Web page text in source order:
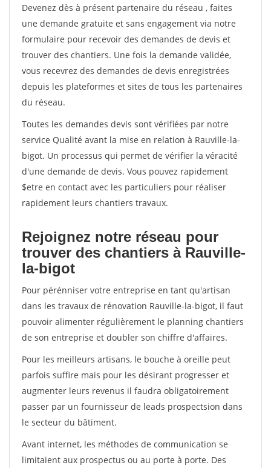
Devenez dès à présent partenaire du réseau , faites
une demande gratuite et sans engagement via notre
formulaire pour recevoir des demandes de devis et
trouver des chantiers. Une fois la demande validée,
vous recevrez des demandes de devis enregistrées
depuis les plateformes et sites de tous les partenaires
du réseau.
Toutes les demandes devis sont vérifiées par notre
service Qualité avant la mise en relation à Rauville-la-
bigot. Un processus qui permet de vérifier la véracité
d'une demande de devis. Vous pouvez rapidement
$etre en contact avec les particuliers pour réaliser
rapidement leurs chantiers travaux.
Rejoignez notre réseau pour
trouver des chantiers à Rauville-
la-bigot
Pour pérénniser votre entreprise en tant qu'artisan
dans les travaux de rénovation Rauville-la-bigot, il faut
pouvoir alimenter régulièrement le planning chantiers
de son entreprise et doubler son chiffre d'affaires.
Pour les meilleurs artisans, le bouche à oreille peut
parfois suffire mais pour les désirant progresser et
augmenter leurs revenus il faudra obligatoirement
passer par un fournisseur de leads prospectsion dans
le secteur du bâtiment.
Avant internet, les méthodes de communication se
limitaient aux prospectus ou au porte à porte. Des